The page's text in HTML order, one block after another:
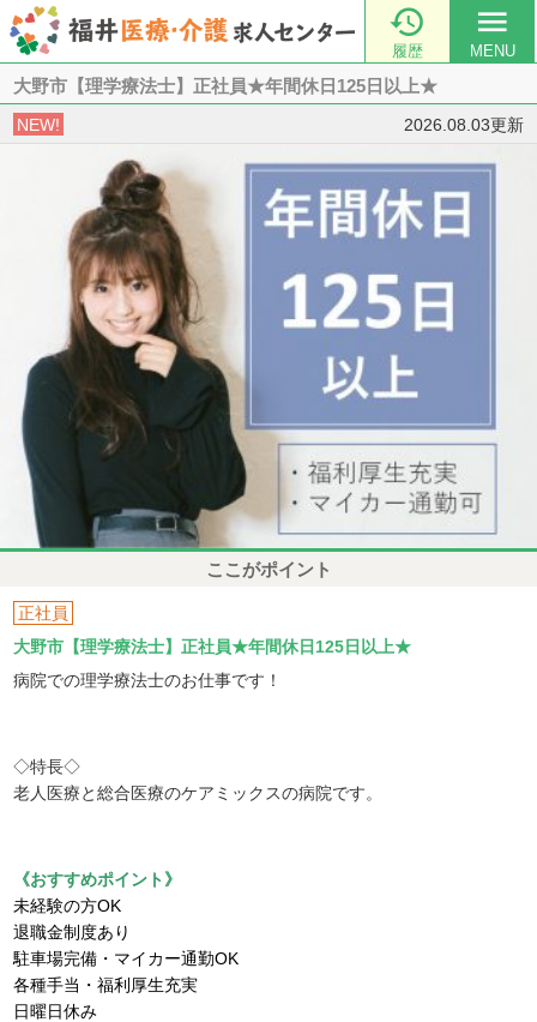

履歴
menu
MENU
大野市【理学療法士】正社員★年間休日125日以上★
NEW! 2026.08.03更新
ここがポイント
正社員
大野市【理学療法士】正社員★年間休日125日以上★
病院での理学療法士のお仕事です！
◇特長◇
老人医療と総合医療のケアミックスの病院です。
《おすすめポイント》
未経験の方OK
退職金制度あり
駐車場完備・マイカー通勤OK
各種手当・福利厚生充実
日曜日休み